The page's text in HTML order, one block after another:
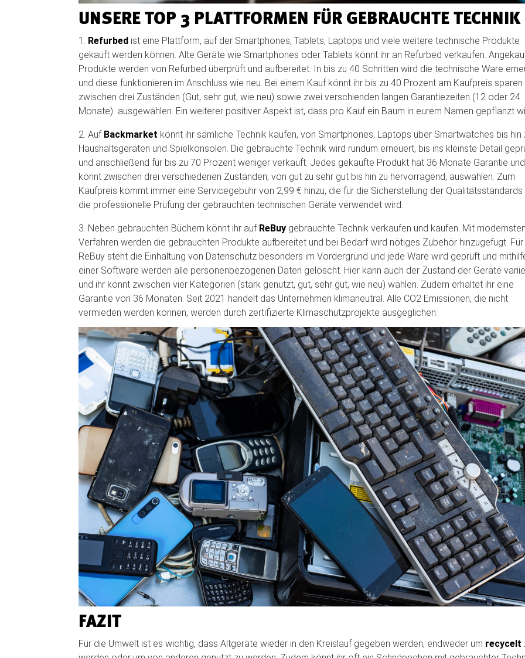
UNSERE TOP 3 PLATTFORMEN FÜR GEBRAUCHTE TECHNIK
1. Refurbed ist eine Plattform, auf der Smartphones, Tablets, Laptops und viele weitere technische Produkte
gekauft werden können. Alte Geräte wie Smartphones oder Tablets könnt ihr an Refurbed verkaufen.
Produkte werden von Refurbed überprüft und aufbereitet. In bis zu 40 Schritten wird die technische Ware
und diese funktionieren im Anschluss wie neu. Bei einem Kauf könnt ihr bis zu 40 Prozent am Kaufpreis sparen
zwischen drei Zuständen (Gut, sehr gut, wie neu) sowie zwei verschienden langen Garantiezeiten (12 oder 24
Monate) ausgewählen. Ein weiterer positiver Aspekt ist, dass pro Kauf ein Baum in eurem Namen gepflanzt
2. Auf Backmarket könnt ihr sämliche Technik kaufen, von Smartphones, Laptops über Smartwatches bis hin
Haushaltsgeräten und Spielkonsolen. Die gebrauchte Technik wird rundum erneuert, bis ins kleinste Detail
und anschließend für bis zu 70 Prozent weniger verkauft. Jedes gekaufte Produkt hat 36 Monate Garantie
könnt zwischen drei verschiedenen Zuständen, von gut zu sehr gut bis hin zu hervorragend, auswählen. Zum
Kaufpreis kommt immer eine Servicegebühr von 2,99 € hinzu, die für die Sicherstellung der Qualitätsstandards
die professionelle Prüfung der gebrauchten technischen Geräte verwendet wird.
3. Neben gebrauchten Büchern könnt ihr auf ReBuy gebrauchte Technik verkaufen und kaufen. Mit modernsten
Verfahren werden die gebrauchten Produkte aufbereitet und bei Bedarf wird nötiges Zubehör hinzugefügt. Für
ReBuy steht die Einhaltung von Datenschutz besonders im Vordergrund und jede Ware wird geprüft und
einer Software werden alle personenbezogenen Daten gelöscht. Hier kann auch der Zustand der Geräte
und ihr könnt zwischen vier Kategorien (stark genutzt, gut, sehr gut, wie neu) wählen. Zudem erhaltet ihr eine
Garantie von 36 Monaten. Seit 2021 handelt das Unternehmen klimaneutral. Alle CO2 Emissionen, die nicht
vermieden werden können, werden durch zertifizierte Klimaschutzprojekte ausgeglichen.
FAZIT
Für die Umwelt ist es wichtig, dass Altgeräte wieder in den Kreislauf gegeben werden, endweder um recycelt